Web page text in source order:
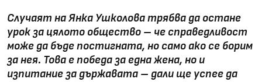
Случаят на Янка Ушколова трябва да остане
урок за цялото общество – че справедливост
може да бъде постигната, но само ако се борим
за нея. Това е победа за една жена, но и
изпитание за държавата – дали ще успее да